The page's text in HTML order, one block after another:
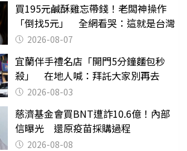
買195元鹹酥雞忘帶錢！老闆神操作
「倒找5元」 全網看哭：這就是台灣
2026-08-07
宜蘭伴手禮名店「開門5分鐘麵包秒
殺」 在地人喊：拜託大家別再去
2026-08-03
慈濟基金會買BNT遭詐10.6億！內部
信曝光 還原疫苗採購過程
2026-08-08